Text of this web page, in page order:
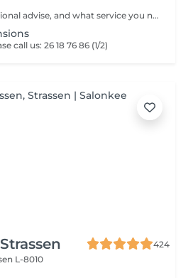
When you need professional advise, and what service you need to book.
call us: 26 18 76 86 (1/2)
424
L-8010